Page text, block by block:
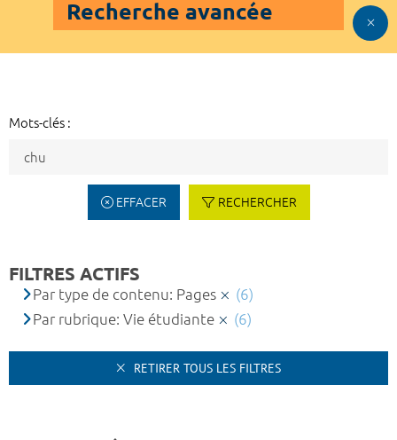
Recherche avancée
Mots-clés :
EFFACER RECHERCHER
FILTRES ACTIFS
Par type de contenu: Pages
(6)
Par rubrique: Vie étudiante
(6)
RETIRER TOUS LES FILTRES